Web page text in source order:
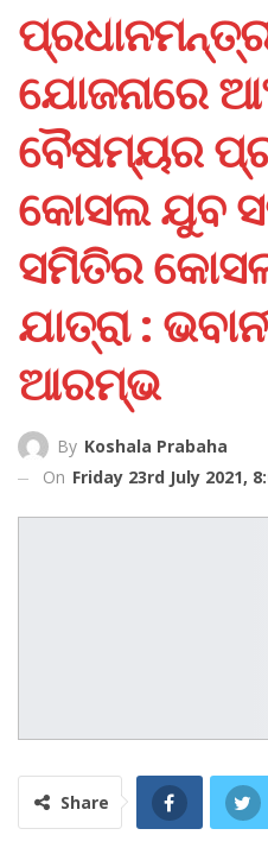
ଯୋଜନାରେ
ବୈଷମ୍ୟର
କୋସଲ ଯୁବ
ସମିତିର
ଯାତ୍ରା :
ଆରମ୍ଭ
By Koshala Prabaha
On Friday 23rd July 2021,
Share